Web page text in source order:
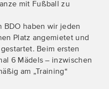
mit Fußball zu
BDO haben wir jeden
Platz angemietet und
Beim ersten
6 Mädels – inzwischen
am „Training“